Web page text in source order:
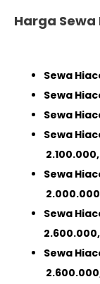
Harga
Sewa
Sewa
Sewa
Sewa
Sewa
Sewa
Sewa